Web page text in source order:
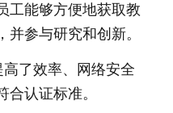
工能够方便地获取教
参与研究和创新。
了效率、网络安全
合认证标准。